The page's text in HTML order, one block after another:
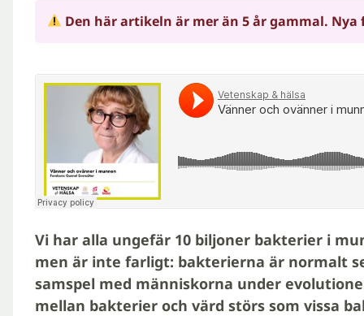
Den här artikeln är mer än 5 år gammal.
Vi har alla ungefär 10 biljoner bakterier i
men är inte farligt: bakterierna är normalt
samspel med människorna under
mellan bakterier och värd störs som vissa